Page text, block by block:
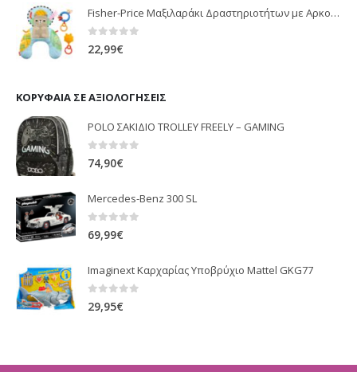
Fisher-Price Μαξιλαράκι Δραστηριοτήτων με Αρκουδάκι (JHB44)
0 out of 5
22,99€
ΚΟΡΥΦΑΊΑ ΣΕ ΑΞΙΟΛΟΓΉΣΕΙΣ
POLO ΣΑΚΙΔΙΟ TROLLEY FREELY – GAMING
0out of 5
74,90€
Mercedes-Benz 300 SL
69,99€
Imaginext Καρχαρίας Υποβρύχιο Mattel GKG77
29,95€